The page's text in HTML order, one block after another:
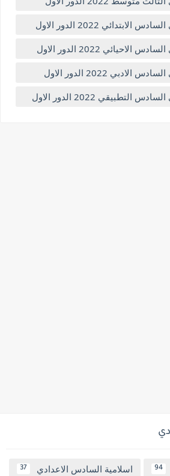
2022 الدور الاول
2022 الدور الاول
2022 الدور الاول
2022 الدور الاول
94 اسلامية السادس الاعدادي 37